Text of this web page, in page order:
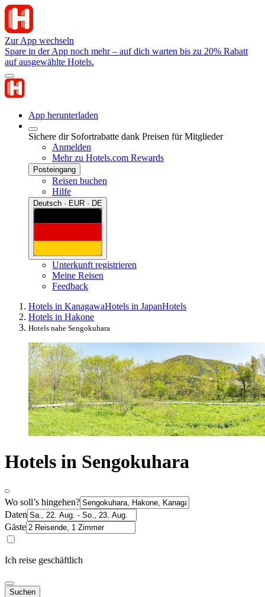
Zur App wechseln
Spare in der App noch mehr – auf dich warten bis zu 20% Rabatt
auf ausgewählte Hotels.
App herunterladen
Sichere dir Sofortrabatte dank Preisen für Mitglieder
Anmelden
Mehr zu Hotels.com Rewards
Posteingang
Reisen buchen
Hilfe
Deutsch · EUR · DE
Unterkunft registrieren
Meine Reisen
Feedback
Hotels in KanagawaHotels in JapanHotels
Hotels in Hakone
Hotels nahe Sengokuhara
Hotels in Sengokuhara
Wo soll’s hingehen?
Daten
Gäste
Ich reise geschäftlich
Suchen